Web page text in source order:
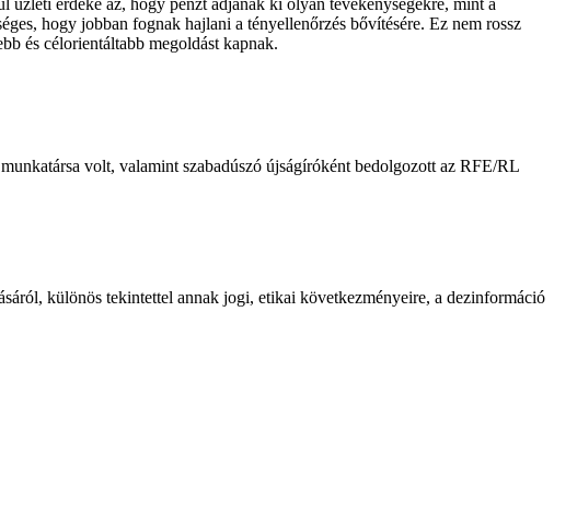
érdeke az, hogy pénzt adjanak ki olyan tevékenységekre, mint a
hogy jobban fognak hajlani a tényellenőrzés bővítésére. Ez nem rossz
és célorientáltabb megoldást kapnak.
volt, valamint szabadúszó újságíróként bedolgozott az RFE/RL
különös tekintettel annak jogi, etikai következményeire, a dezinformáció